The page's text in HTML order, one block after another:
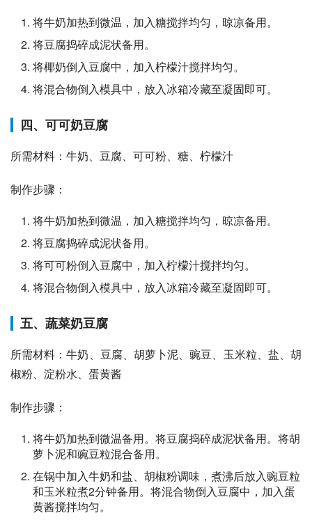
将牛奶加热到微温，加入糖搅拌均匀，晾凉备用。
将豆腐捣碎成泥状备用。
将椰奶倒入豆腐中，加入柠檬汁搅拌均匀。
将混合物倒入模具中，放入冰箱冷藏至凝固即可。
四、可可奶豆腐
所需材料：牛奶、豆腐、可可粉、糖、柠檬汁
制作步骤：
将牛奶加热到微温，加入糖搅拌均匀，晾凉备用。
将豆腐捣碎成泥状备用。
将可可粉倒入豆腐中，加入柠檬汁搅拌均匀。
将混合物倒入模具中，放入冰箱冷藏至凝固即可。
五、蔬菜奶豆腐
所需材料：牛奶、豆腐、胡萝卜泥、豌豆、玉米粒、盐、胡
椒粉、淀粉水、蛋黄酱
制作步骤：
将牛奶加热到微温备用。将豆腐捣碎成泥状备用。将胡
萝卜泥和豌豆粒混合备用。
在锅中加入牛奶和盐、胡椒粉调味，煮沸后放入豌豆粒
和玉米粒煮2分钟备用。将混合物倒入豆腐中，加入蛋
黄酱搅拌均匀。